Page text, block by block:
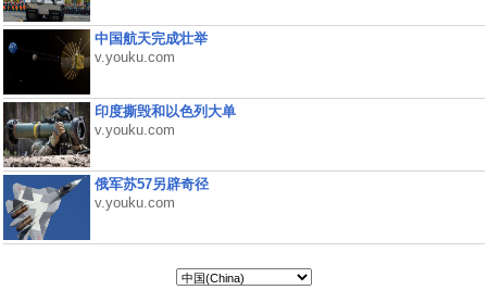
中国航天完成壮举
v.youku.com
印度撕毁和以色列大单
v.youku.com
俄军苏57另辟奇径
v.youku.com